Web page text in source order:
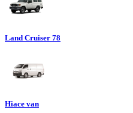
Land Cruiser 78
Hiace van